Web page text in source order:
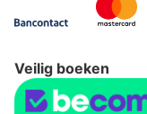
Veilig boeken